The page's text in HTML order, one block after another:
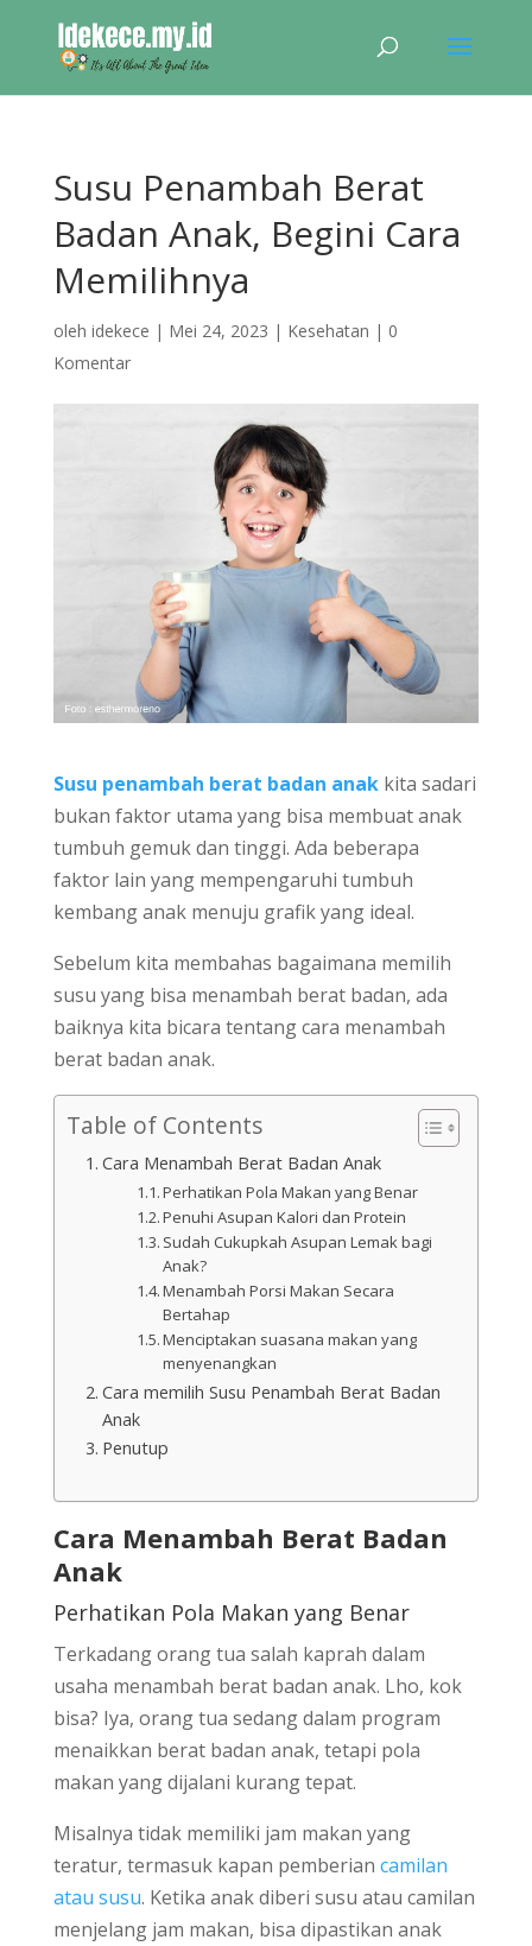
Susu Penambah Berat
Badan Anak, Begini Cara
Memilihnya
oleh idekece | Mei 24, 2023 | Kesehatan | 0
Komentar
Susu penambah berat badan anakkita sadari
bukan faktor utama yang bisa membuat anak
tumbuh gemuk dan tinggi. Ada beberapa
faktor lain yang mempengaruhi tumbuh
kembang anak menuju grafik yang ideal.
Sebelum kita membahas bagaimana memilih
susu yang bisa menambah berat badan, ada
baiknya kita bicara tentang cara menambah
berat badan anak.
Table of Contents
Cara Menambah Berat Badan Anak
Perhatikan Pola Makan yang Benar
Penuhi Asupan Kalori dan Protein
Sudah Cukupkah Asupan Lemak bagi
Anak?
Menambah Porsi Makan Secara
Bertahap
Menciptakan suasana makan yang
menyenangkan
Cara memilih Susu Penambah Berat Badan
Anak
Penutup
Cara Menambah Berat Badan
Anak
Perhatikan Pola Makan yang Benar
Terkadang orang tua salah kaprah dalam
usaha menambah berat badan anak. Lho, kok
bisa? Iya, orang tua sedang dalam program
menaikkan berat badan anak, tetapi pola
makan yang dijalani kurang tepat.
Misalnya tidak memiliki jam makan yang
teratur, termasuk kapan pemberian camilan
atau susu. Ketika anak diberi susu atau camilan
menjelang jam makan, bisa dipastikan anak